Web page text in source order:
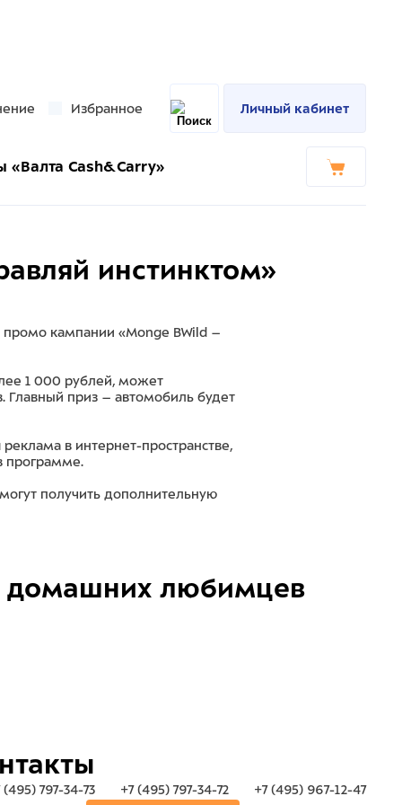
Избранное Личный кабинет
«Валта Cash&Carry»
инстинктом»
промо кампании «Monge BWild –
1 000 рублей, может
Главный приз – автомобиль будет
в интернет-пространстве,
программе.
получить дополнительную
домашних любимцев
(495) 797-34-73 +7 (495) 797-34-72 +7 (495) 967-12-47